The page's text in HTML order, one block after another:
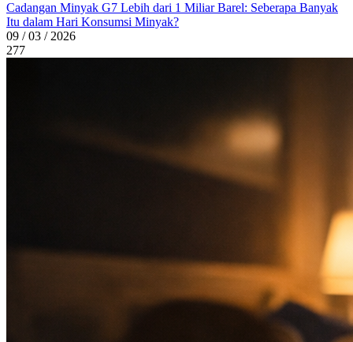
Cadangan Minyak G7 Lebih dari 1 Miliar Barel: Seberapa Banyak
Itu dalam Hari Konsumsi Minyak?
09 / 03 / 2026
277